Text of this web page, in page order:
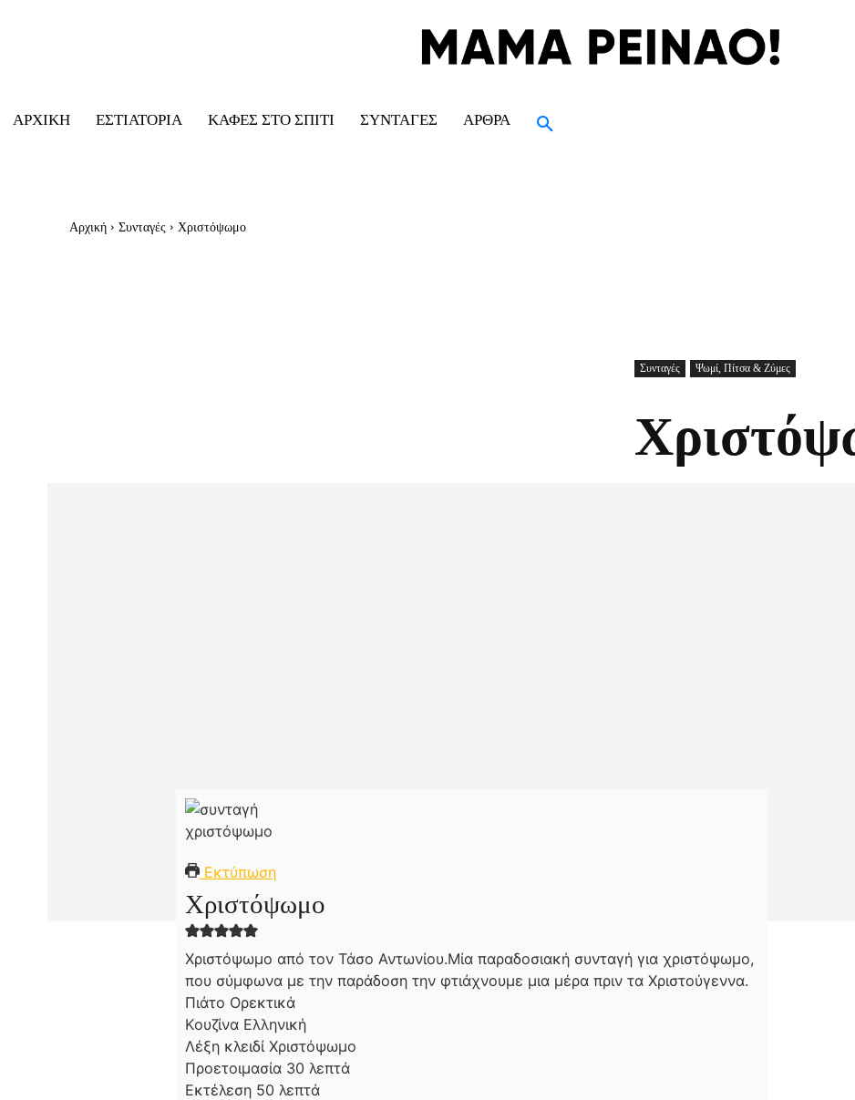
ΑΡΧΙΚΉ ΕΣΤΙΑΤΌΡΙΑ ΚΑΦΈΣ ΣΤΟ ΣΠΊΤΙ ΣΥΝΤΑΓΈΣ ΆΡΘΡΑ
Αρχική Συνταγές Χριστόψωμο
Συνταγές Ψωμί, Πίτσα & Ζύμες
Εκτύπωση
Χριστόψωμο
Χριστόψωμο από τον Τάσο Αντωνίου.Μία παραδοσιακή συνταγή για χριστόψωμο,
που σύμφωνα με την παράδοση την φτιάχνουμε μια μέρα πριν τα Χριστούγεννα.
Πιάτο Ορεκτικά
Κουζίνα Ελληνική
Λέξη κλειδί Χριστόψωμο
Προετοιμασία 30 λ
ε
λεπτά
Εκτέλεση 50 λλεπτά